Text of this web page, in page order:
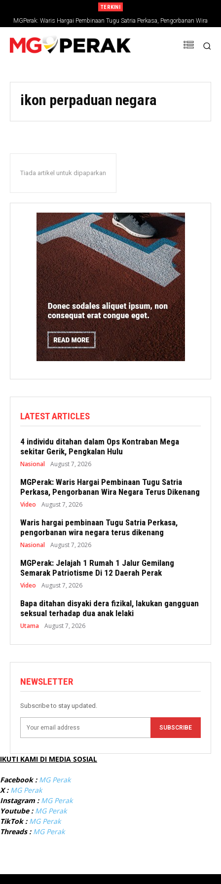
TERKINI
MGPerak: Waris Hargai Pembinaan Tugu Satria Perkasa, Pengorbanan Wira
Negara Terus Dikenang
ikon perpaduan negara
Tiada artikel untuk dipaparkan
LATEST ARTICLES
4 individu ditahan dalam Ops Kontraban Mega
sekitar Gerik, Pengkalan Hulu
Nasional August 7, 2026
MGPerak: Waris Hargai Pembinaan Tugu Satria
Perkasa, Pengorbanan Wira Negara Terus Dikenang
Video August 7, 2026
Waris hargai pembinaan Tugu Satria Perkasa,
pengorbanan wira negara terus dikenang
Nasional August 7, 2026
MGPerak: Jelajah 1 Rumah 1 Jalur Gemilang
Semarak Patriotisme Di 12 Daerah Perak
Video August 7, 2026
Bapa ditahan disyaki dera fizikal, lakukan gangguan
seksual terhadap dua anak lelaki
Utama August 7, 2026
NEWSLETTER
Subscribe to stay updated.
SUBSCRIBE
IKUTI KAMI DI MEDIA SOSIAL
Facebook : MG Perak
X : MG Perak
Instagram : MG Perak
Youtube : MG Perak
TikTok : MG Perak
Threads : MG Perak